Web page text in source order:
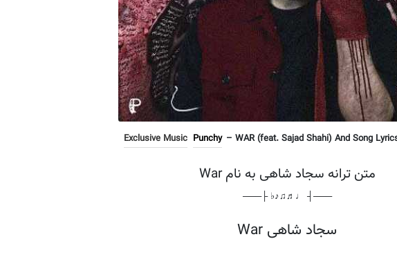
Exclusive Music Punchy – WAR (feat. Sajad Shahi) And Song
متن ترانه سجاد شاهی به نام War
───┤ ♩♬♫♪♭ ├───
سجاد شاهی War